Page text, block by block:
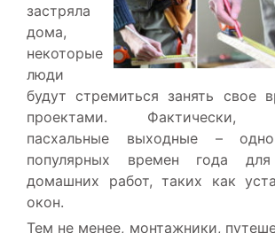
застряла
дома,
некоторые
люди
будут стремиться занять свое
проектами. Фактически,
пасхальные выходные –
популярных времен года для
домашних работ, таких как
окон.
Тем не менее, монтажники,